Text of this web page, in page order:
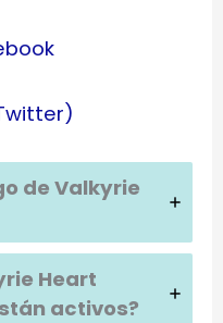
de Valkyrie
Heart
activos?